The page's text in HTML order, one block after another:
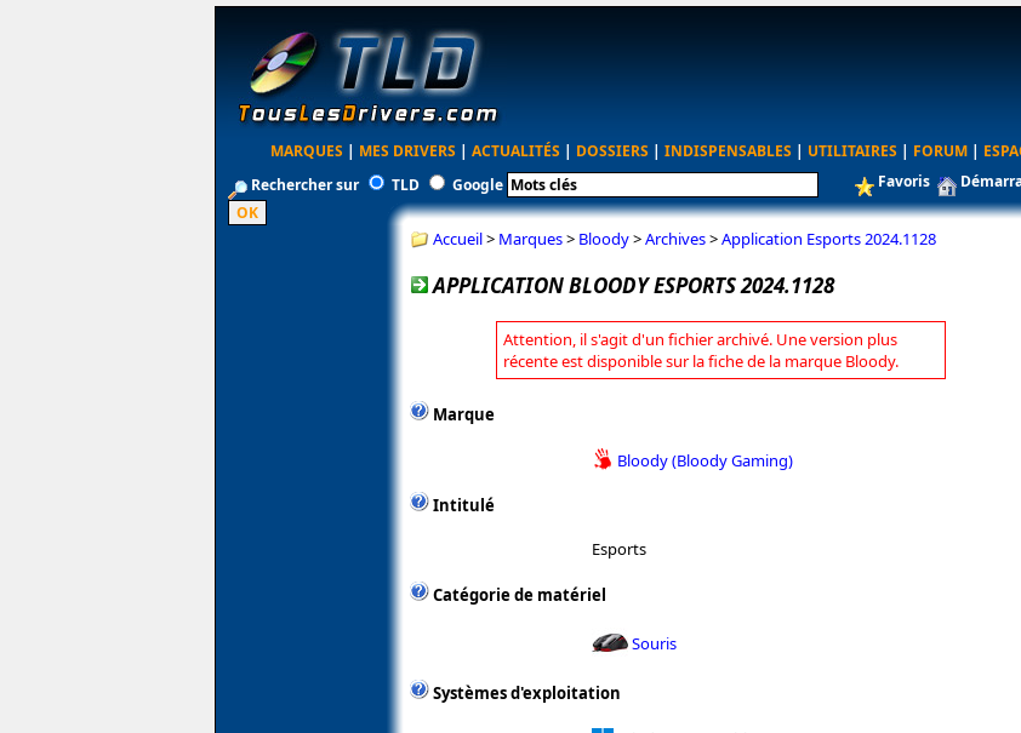
MARQUES | MES DRIVERS | ACTUALITÉS | DOSSIERS | INDISPENSABLES | UTILITAIRES | FORUM |
Rechercher sur
TLD Google Favoris
Accueil> Marques> Bloody>Archives>Application Esports 2024.1128
APPLICATION BLOODY ESPORTS 2024.1128
Attention, il s'agit d'un fichier archivé. Une version plus
récente est disponible sur la fiche de la marque Bloody.
Marque
Bloody (Bloody Gaming)
Intitulé
Esports
Catégorie de matériel
Souris
Systèmes d'exploitation